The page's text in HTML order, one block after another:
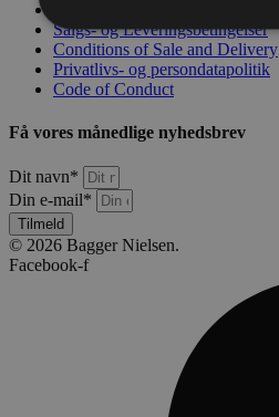
Salgs- og Leveringsbetingelser
Conditions of Sale and Delivery
Privatlivs- og persondatapolitik
Code of Conduct
Få vores månedlige nyhedsbrev
Dit navn*
Din e-mail*
Tilmeld
© 2026 Bagger Nielsen.
Facebook-f